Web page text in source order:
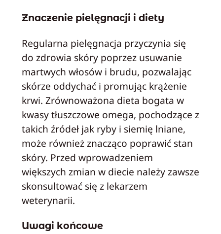
Znaczenie pielęgnacji i diety
Regularna pielęgnacja przyczynia się
do zdrowia skóry poprzez usuwanie
martwych włosów i brudu, pozwalając
skórze oddychać i promując krążenie
krwi. Zrównoważona dieta bogata w
kwasy tłuszczowe omega, pochodzące z
takich źródeł jak ryby i siemię lniane,
może również znacząco poprawić stan
skóry. Przed wprowadzeniem
większych zmian w diecie należy zawsze
skonsultować się z lekarzem
weterynarii.
Uwagi końcowe